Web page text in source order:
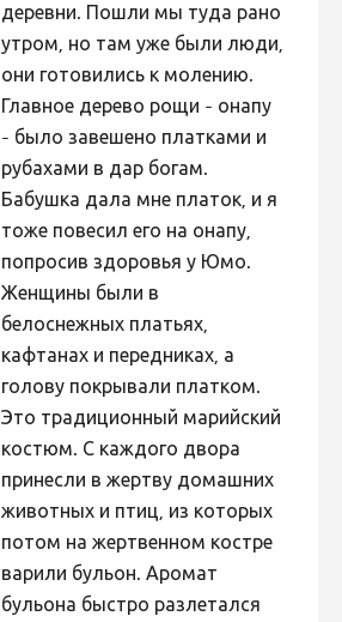
деревни. Пошли мы туда рано
утром, но там уже были люди,
они готовились к молению.
Главное дерево рощи - онапу
- было завешено платками и
рубахами в дар богам.
Бабушка дала мне платок, и я
тоже повесил его на онапу,
попросив здоровья у Юмо.
Женщины были в
белоснежных платьях,
кафтанах и передниках, а
голову покрывали платком.
Это традиционный марийский
костюм. С каждого двора
принесли в жертву домашних
животных и птиц, из которых
потом на жертвенном костре
варили бульон. Аромат
бульона быстро разлетался